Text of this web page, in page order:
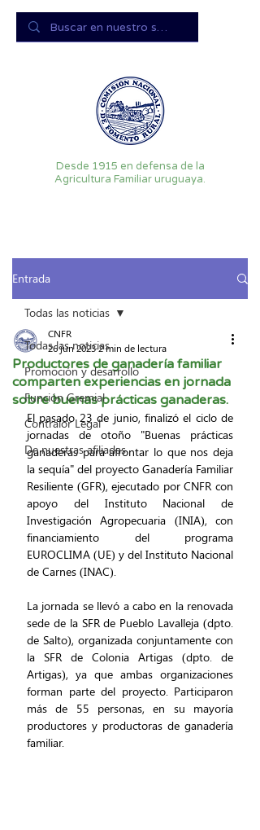
Desde 1915 en defensa de la
Agricultura Familiar uruguaya.
Entrada
Todas las noticias
Promoción y desarrollo
Función Gremial
Contralor Legal
De nuestras afiliadas
Todas las noticias
Productores de ganadería familiar
comparten experiencias en jornada
sobre buenas prácticas ganaderas.
CNFR
26 jun 20232 min de lectura
El pasado 23 de junio, finalizó el ciclo de
jornadas de otoño "Buenas prácticas
ganaderas para afrontar lo que nos deja
la sequía" del proyecto Ganadería Familiar
Resiliente (GFR), ejecutado por CNFR con
apoyo del Instituto Nacional de
Investigación Agropecuaria (INIA), con
financiamiento del programa
EUROCLIMA (UE) y del Instituto Nacional
de Carnes (INAC).
La jornada se llevó a cabo en la renovada
sede de la SFR de Pueblo Lavalleja (dpto.
de Salto), organizada conjuntamente con
la SFR de Colonia Artigas (dpto. de
Artigas), ya que ambas organizaciones
forman parte del proyecto. Participaron
más de 55 personas, en su mayoría
productores y productoras de ganadería
familiar.